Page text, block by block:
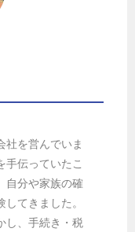
社を営んでいま
手伝っていたこ
自分や家族の確
てきました。
し、手続き・税